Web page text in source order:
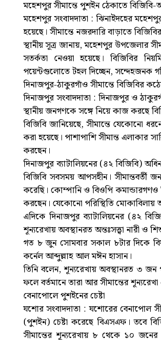
মহেশপুর সীমান্তে পুশইন ঠেকাতে
মহেশপুর সংবাদদাতা : ঝিনাইদহের
হয়েছে। সীমান্তে নজরদারি বাড়াতে
স্থানীয় সূত্র জানায়, মহেশপুর উপজেলার
সতর্কতা নেওয়া হয়েছে। বিজিবির
পয়েন্টগুলোতে টহল দিচ্ছেন, সন্দেহজনক
দিনাজপুর-ঠাকুরগাঁও সীমান্তে বিজিবির
দিনাজপুর সংবাদদাতা : দিনাজপুর ও
স্থানীয় জনগণকে সঙ্গে নিয়ে কাজ করছে
বিজিবি জানিয়েছে, সীমান্তে যেকোনো
করা হয়েছে। পাশাপাশি সীমান্ত এলাকার
করছেন।
দিনাজপুর ব্যাটালিয়নের (৪২ বিজিবি)
বিজিবি সবসময় আপসহীন।
করেছি। কোম্পানি ও বিওপি কমান্ডারগণও
করছেন। যেকোনো পরিস্থিতি মোকাবিলায়
এদিকে দিনাজপুর ব্যাটালিয়নের (৪২
শূন্যরেখায় অবস্থানরত অন্তঃসত্ত্বা নারী
গত ৮ জুন সোমবার সকাল ৮টার দিকে
কর্নেল আব্দুল্লাহ আল মঈন হাসান।
তিনি বলেন, শূন্যরেখায় অবস্থানরত ৩
ফলে বর্তমানে তারা আর সীমান্তের
বেনাপোলে পুশইনের চেষ্টা
যশোর সংবাদদাতা : যশোরের বেনাপোল
(পুশইন) চেষ্টা করেছে বিএসএফ। তবে
সীমান্তের শূন্যরেখায় ৮ থেকে ১০